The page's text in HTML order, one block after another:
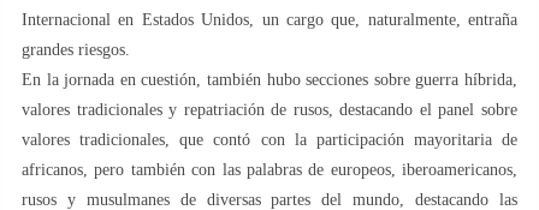
Internacional en Estados Unidos, un cargo que, naturalmente, entraña
grandes riesgos.
En la jornada en cuestión, también hubo secciones sobre guerra híbrida,
valores tradicionales y repatriación de rusos, destacando el panel sobre
valores tradicionales, que contó con la participación mayoritaria de
africanos, pero también con las palabras de europeos, iberoamericanos,
rusos y musulmanes de diversas partes del mundo, destacando las